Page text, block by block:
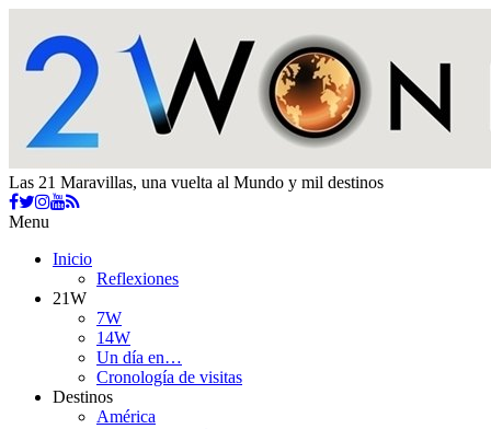
Las 21 Maravillas, una vuelta al Mundo y mil destinos
Menu
Inicio
Reflexiones
21W
7W
14W
Un día en…
Cronología de visitas
Destinos
América